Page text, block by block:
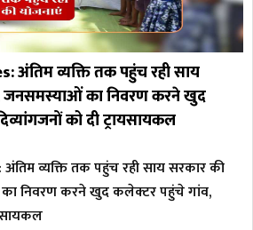
अंतिम व्यक्ति तक पहुंच रही साय
जनसमस्याओं का निवरण करने खुद
को दी ट्रायसायकल
व्यक्ति तक पहुंच रही साय सरकार की
निवरण करने खुद कलेक्टर पहुंचे गांव,